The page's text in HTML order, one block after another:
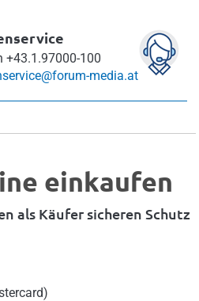
+43.1.97000-100
media.at
einkaufen
als Käufer sicheren Schutz